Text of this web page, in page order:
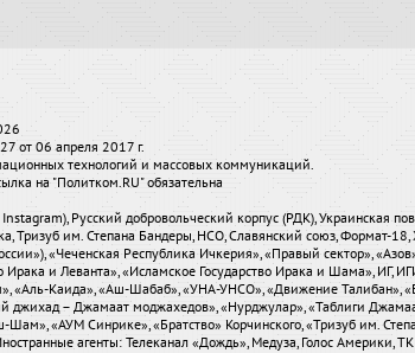
от 06 апреля 2017 г.
технологий и массовых коммуникаций.
на "Политком.RU" обязательна
Русский добровольческий корпус (РДК), Украинская
Тризуб им. Степана Бандеры, НСО, Славянский союз, Формат-
«Чеченская Республика Ичкерия», «Правый сектор»,
Ирака и Леванта», «Исламское Государство Ирака и Шама»,
«Аль-Каида», «Аш-Шабаб», «УНА-УНСО», «Движение Талибан»,
джихад – Джамаат моджахедов», «Нурджулар», «Таблиги
«АУМ Синрике», «Братство» Корчинского, «Тризуб им.
агенты: Телеканал «Дождь», Медуза, Голос Америки,